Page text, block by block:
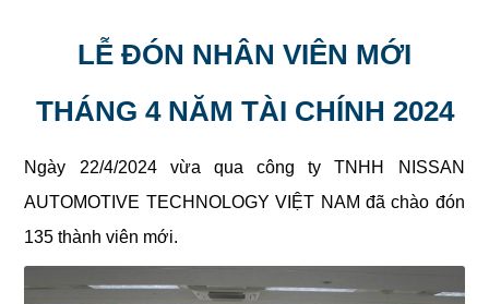
LỄ ĐÓN NHÂN VIÊN MỚI
THÁNG 4 NĂM TÀI CHÍNH 2024
Ngày 22/4/2024 vừa qua công ty TNHH NISSAN
AUTOMOTIVE TECHNOLOGY VIỆT NAM đã chào đón
135 thành viên mới.